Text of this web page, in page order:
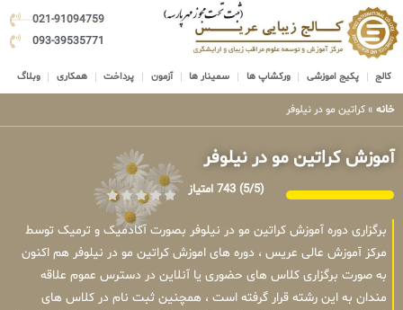
021-91094759
093-39535771
کالج پکیج اموزشی ورکشاپ ها سمینار ها آزمون پرداخت همکاری وبلاگ
خانه » کراتین مو در نیلوفر
آموزش کراتین مو در نیلوفر
(5/5) 743 امتیاز
برگزاری دوره آموزش کراتین مو در نیلوفر بصورت آکادمیک و ترمیک توسط
مرکز آموزش عالی عریس ، دوره های اموزش کراتین مو در نیلوفر هم اکنون
به صورت برگزاری کلاس های حضوری یا آنلاین در دسترس عموم علاقه
مندان به این رشته قرار گرفته است ، همچنین ثبت نام در کلاس های